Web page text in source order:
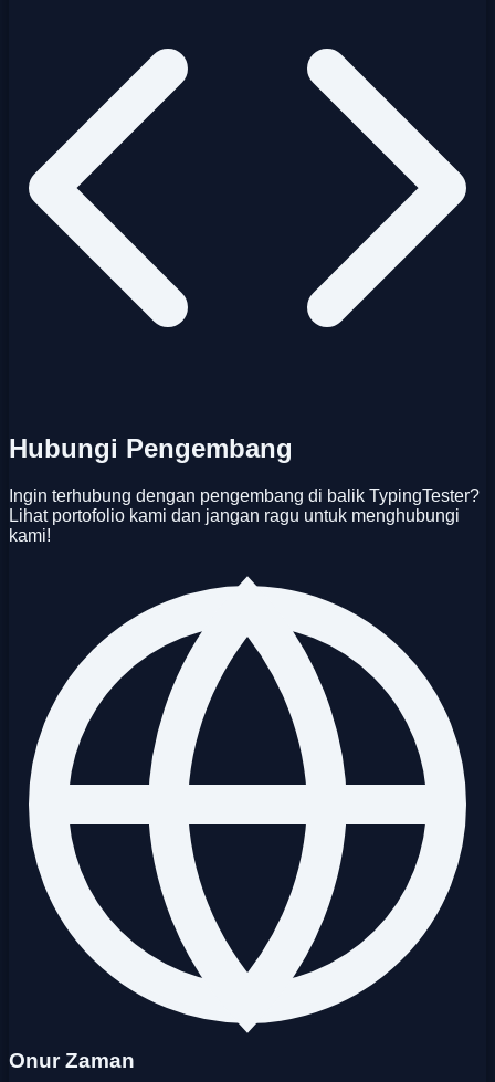
Hubungi Pengembang
Ingin terhubung dengan pengembang di balik TypingTester?
Lihat portofolio kami dan jangan ragu untuk menghubungi
kami!
Onur Zaman